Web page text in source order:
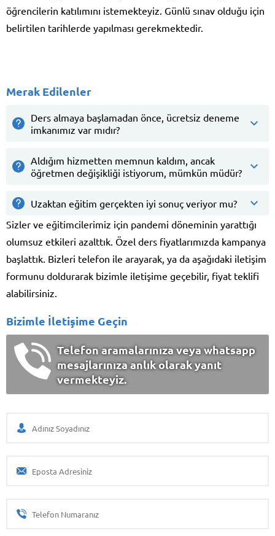
öğrencilerin katılımını istemekteyiz. Günlü sınav olduğu için
belirtilen tarihlerde yapılması gerekmektedir.
Merak Edilenler
Ders almaya başlamadan önce, ücretsiz deneme
imkanımız var mıdır?
Aldığım hizmetten memnun kaldım, ancak
öğretmen değişikliği istiyorum, mümkün müdür?
Uzaktan eğitim gerçekten iyi sonuç veriyor mu?
Sizler ve eğitimcilerimiz için pandemi döneminin yarattığı
olumsuz etkileri azalttık. Özel ders fiyatlarımızda kampanya
başlattık. Bizleri telefon ile arayarak, ya da aşağıdaki iletişim
formunu doldurarak bizimle iletişime geçebilir, fiyat teklifi
alabilirsiniz.
Bizimle İletişime Geçin
Telefon aramalarınıza veya whatsapp
mesajlarınıza anlık olarak yanıt
vermekteyiz.